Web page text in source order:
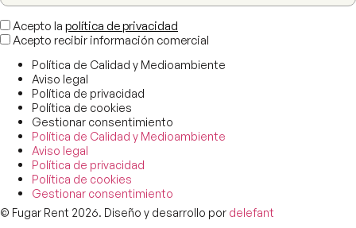
Acepto la política de privacidad
Acepto recibir información comercial
Política de Calidad y Medioambiente
Aviso legal
Política de privacidad
Política de cookies
Gestionar consentimiento
Política de Calidad y Medioambiente
Aviso legal
Política de privacidad
Política de cookies
Gestionar consentimiento
© Fugar Rent 2026. Diseño y desarrollo por delefant